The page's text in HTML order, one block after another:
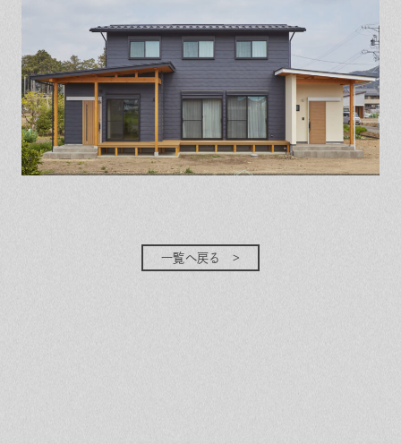
一覧へ戻る